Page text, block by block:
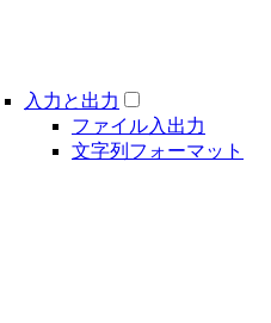
入力と出力
ファイル入出力
文字列フォーマット